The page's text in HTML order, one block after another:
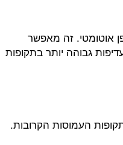
אוטומטי. זה מאפשר
גבוהה יותר בתקופות
העמוסות הקרובות.